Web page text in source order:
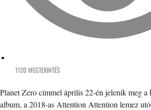
1120 MEGTEKINTÉS
Planet Zero címmel április 22-én jelenik meg a
album, a 2018-as Attention Attention lemez